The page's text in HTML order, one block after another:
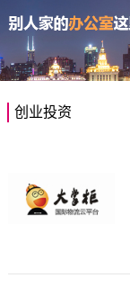
创业投资